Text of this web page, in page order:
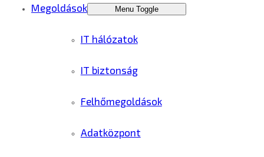
Megoldások Menu Toggle
IT hálózatok
IT biztonság
Felhőmegoldások
Adatközpont